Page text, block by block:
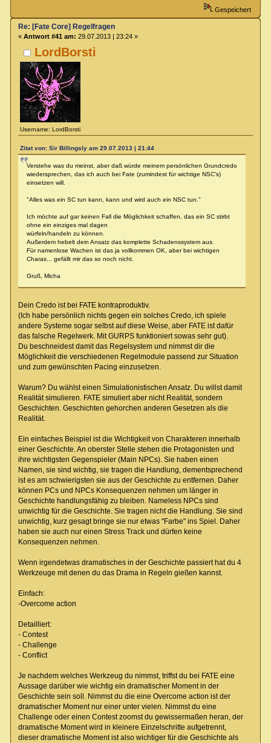
Gespeichert
LordBorsti
Username: LordBorsti
Re: [Fate Core] Regelfragen
« Antwort #41 am: 29.07.2013 | 23:24 »
Zitat von: Sir Billingsly am 29.07.2013 | 21:44
Verstehe was du meinst, aber daß würde meinem persönlichen Grundcredo
wiedersprechen, das ich auch bei Fate (zumindest für wichtige NSC's)
einsetzen will.
"Alles was ein SC tun kann, kann und wird auch ein NSC tun."
Ich möchte auf gar keinen Fall die Möglichkeit schaffen, das ein SC stirbt
ohne ein einziges mal dagen
würfeln/handeln zu können.
Außerdem hebelt dein Ansatz das komplette Schadenssystem aus.
Für namenlose Wachen ist das ja vollkommen OK, aber bei wichtigen
Charas... gefällt mir das so noch nicht.
Gruß, Micha
Dein Credo ist bei FATE kontraproduktiv.
(Ich habe persönlich nichts gegen ein solches Credo, ich spiele
andere Systeme sogar selbst auf diese Weise, aber FATE ist dafür
das falsche Regelwerk. Mit GURPS funktioniert sowas sehr gut).
Du beschneidest damit das Regelsystem und nimmst dir die
Möglichkeit die verschiedenen Regelmodule passend zur Situation
und zum gewünschten Pacing einzusetzen.
Warum? Du wählst einen Simulationistischen Ansatz. Du willst damit
Realität simulieren. FATE simuliert aber nicht Realität, sondern
Geschichten. Geschichten gehorchen anderen Gesetzen als die
Realität.
Ein einfaches Beispiel ist die Wichtigkeit von Charakteren innerhalb
einer Geschichte. An oberster Stelle stehen die Protagonisten und
ihre wichtigsten Gegenspieler (Main NPCs). Sie haben einen
Namen, sie sind wichtig, sie tragen die Handlung, dementsprechend
ist es am schwierigsten sie aus der Geschichte zu entfernen. Daher
können PCs und NPCs Konsequenzen nehmen um länger in
Geschichte handlungsfähig zu bleiben. Nameless NPCs sind
unwichtig für die Geschichte. Sie tragen nicht die Handlung. Sie sind
unwichtig, kurz gesagt bringe sie nur etwas "Farbe" ins Spiel. Daher
haben sie auch nur einen Stress Track und dürfen keine
Konsequenzen nehmen.
Wenn irgendetwas dramatisches in der Geschichte passiert hat du 4
Werkzeuge mit denen du das Drama in Regeln gießen kannst.
Einfach:
-Overcome action
Detailliert:
- Contest
- Challenge
- Conflict
Je nachdem welches Werkzeug du nimmst, triffst du bei FATE eine
Aussage darüber wie wichtig ein dramatischer Moment in der
Geschichte sein soll. Nimmst du die eine Overcome action ist der
dramatischer Moment nur einer unter vielen. Nimmst du eine
Challenge oder einen Contest zoomst du gewissermaßen heran, der
dramatische Moment wird in kleinere Einzelschritte aufgetrennt,
dieser dramatische Moment ist also wichtiger für die Geschichte als